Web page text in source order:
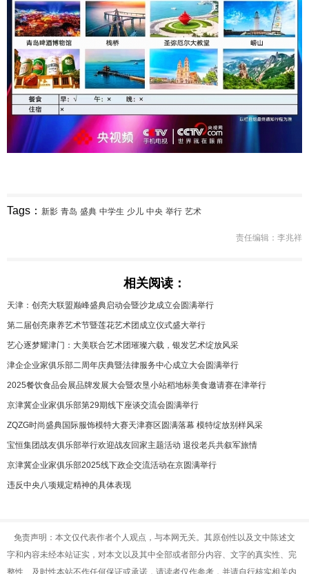
Tags： 新影 青岛 盛典 中学生 少儿 中央 举行 艺术
责任编辑：李兆祥
相关阅读：
天津：创亮大联盟巅峰盛典启动会暨沙龙成立会圆满举行
第二届创亮康养艺术节暨莲花艺术团成立仪式盛大举行
艺心逐梦耀津门：大美联合艺术团璀璨六载，银发艺术绽放风采
津企企业家俱乐部二周年庆典暨法律服务中心成立大会圆满举行
2025餐饮食品会展品牌发展大会暨农垦小站稻地标美食邀请赛在津举行
京津冀企业家俱乐部第29期线下座谈交流会圆满举行
ZQZG时尚盛典国际服饰模特大赛天津赛区圆满落幕 模特绽放别样风采
宝恒集团战友俱乐部举行欢迎战友回家主题活动 退役老兵共叙军旅情
京津冀企业家俱乐部2025线下政企交流活动在京圆满举行
违反中央八项规定精神的具体表现
免责声明：本文仅代表作者个人观点，与本网无关。其原创性以及文中陈述文
字和内容未经本站证实，对本文以及其中全部或者部分内容、文字的真实性、完
整性、及时性本站不作任何保证或承诺，请读者仅作参考，并请自行核实相关内